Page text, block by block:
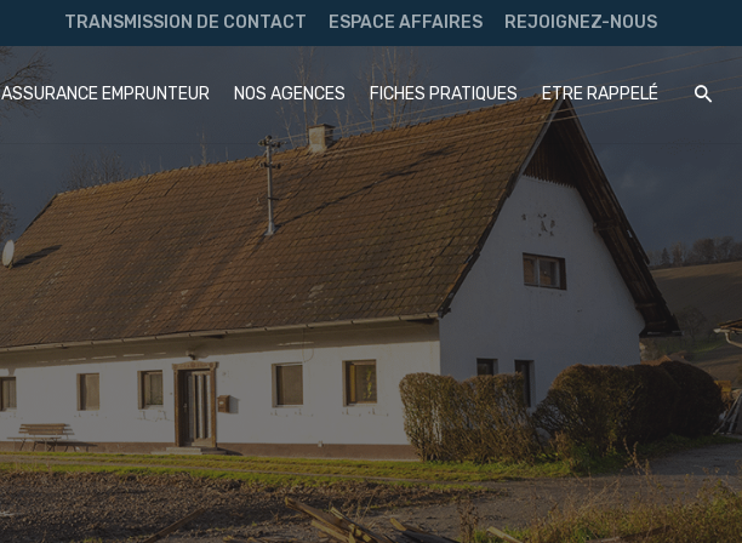
TRANSMISSION DE CONTACT ESPACE AFFAIRES REJOIGNEZ-NOUS
ASSURANCE EMPRUNTEUR NOS AGENCES FICHES PRATIQUES ETRE RAPPELÉ